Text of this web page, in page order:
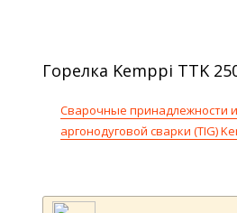
Горелка Kemppi TTK
Сварочные принадлежности
аргонодуговой сварки (TIG)